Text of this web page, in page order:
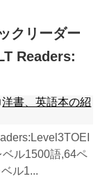
クリーダー
Readers:
洋書、英語本の紹
ル1500語,64ペ
ル1...